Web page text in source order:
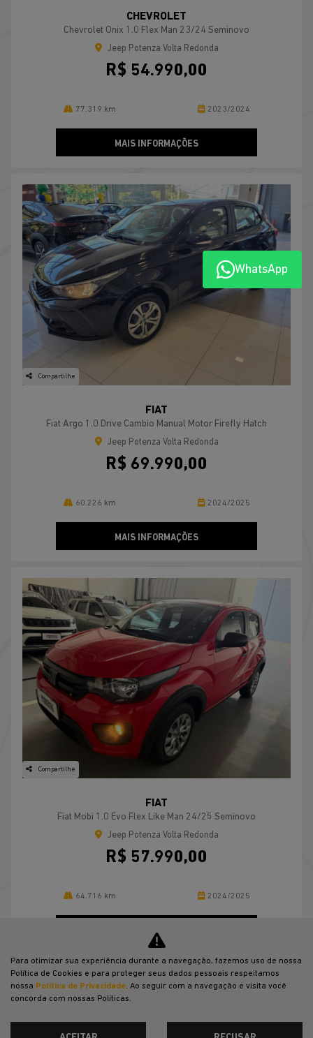
CHEVROLET
Chevrolet Onix 1.0 Flex Man 23/24 Seminovo
Jeep Potenza Volta Redonda
R$ 54.990,00
77.319 km 2023/2024
MAIS INFORMAÇÕES
Compartilhe
FIAT
Fiat Argo 1.0 Drive Cambio Manual Motor Firefly Hatch
Jeep Potenza Volta Redonda
R$ 69.990,00
60.226 km 2024/2025
MAIS INFORMAÇÕES
Compartilhe
FIAT
Fiat Mobi 1.0 Evo Flex Like Man 24/25 Seminovo
Jeep Potenza Volta Redonda
R$ 57.990,00
64.716 km 2024/2025
MAIS INFORMAÇÕES
WhatsApp
Para otimizar sua experiência durante a navegação, fazemos uso de nossa
Política de Cookies e para proteger seus dados pessoais respeitamos
nossa Política de Privacidade. Ao seguir com a navegação e visita você
concorda com nossas Políticas.